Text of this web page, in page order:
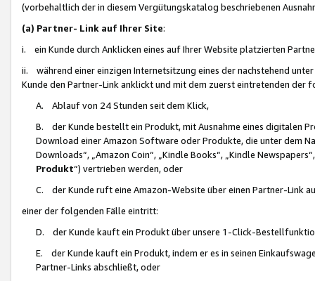
(vorbehaltlich der in diesem Vergütungskatalog beschriebenen
(a) Partner- Link auf Ihrer Site:
i. ein Kunde durch Anklicken eines auf Ihrer Website platzierten
ii. während einer einzigen Internetsitzung eines der nachstehend
Kunde den Partner-Link anklickt und mit dem zuerst eintretenden der
A. Ablauf von 24 Stunden seit dem Klick,
B. der Kunde bestellt ein Produkt, mit Ausnahme eines digitalen
Download einer Amazon Software oder Produkte, die unter dem
Downloads“, „Amazon Coin“, „Kindle Books“, „Kindle
Produkt“) vertrieben werden, oder
C. der Kunde ruft eine Amazon-Website über einen Partner-Link
einer der folgenden Fälle eintritt:
D. der Kunde kauft ein Produkt über unsere 1-Click-
E. der Kunde kauft ein Produkt, indem er es in seinen
Partner-Links abschließt, oder